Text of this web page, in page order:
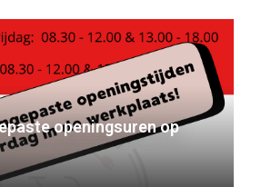
openingsuren op